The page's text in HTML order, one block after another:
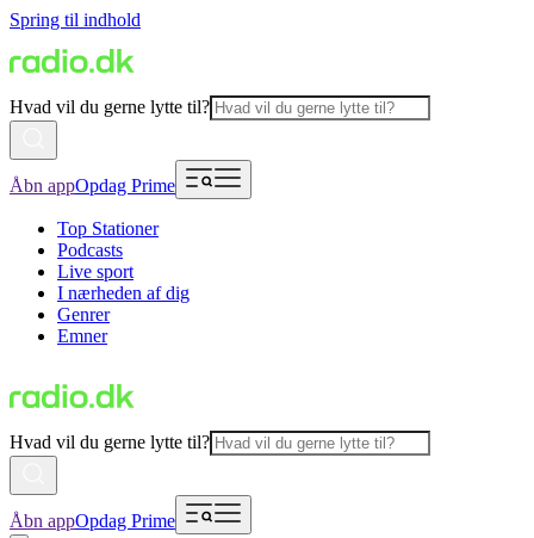
Spring til indhold
Hvad vil du gerne lytte til?
Åbn appOpdag Prime
Top Stationer
Podcasts
Live sport
I nærheden af dig
Genrer
Emner
Hvad vil du gerne lytte til?
Åbn appOpdag Prime